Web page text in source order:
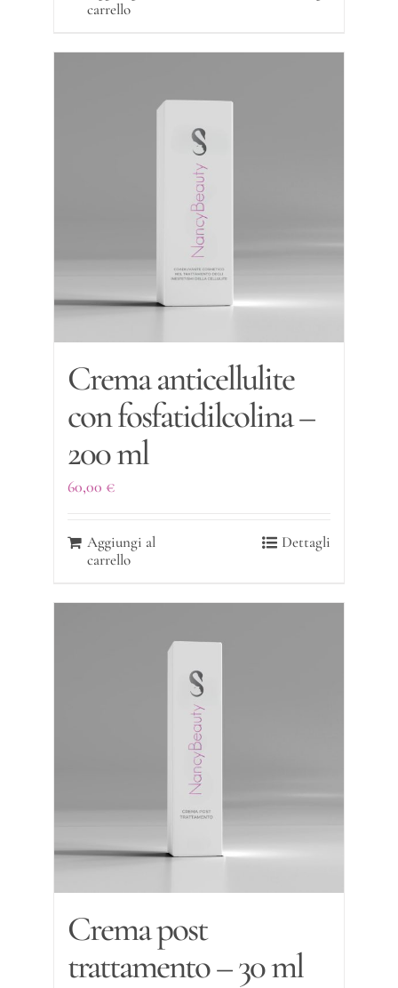
carrello
Crema anticellulite
con fosfatidilcolina –
200 ml
60,00 €
Aggiungi al
carrello
Dettagli
Crema post
trattamento – 30 ml